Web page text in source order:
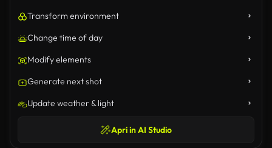
Transform environment
Change time of day
Modify elements
Generate next shot
Update weather & light
Apri in AI Studio